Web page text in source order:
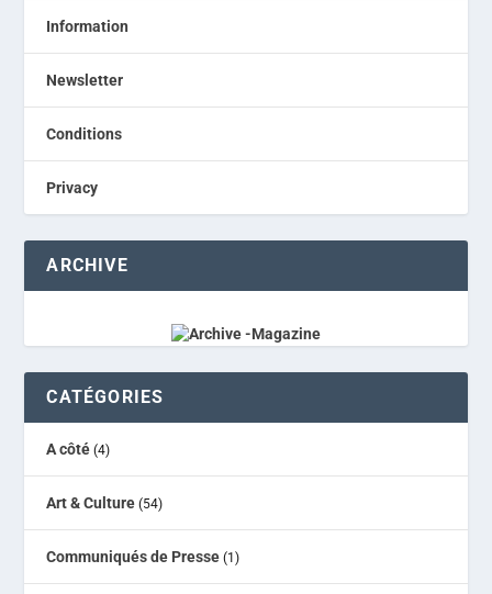
Information
Newsletter
Conditions
Privacy
ARCHIVE
CATÉGORIES
A côté (4)
Art & Culture (54)
Communiqués de Presse (1)